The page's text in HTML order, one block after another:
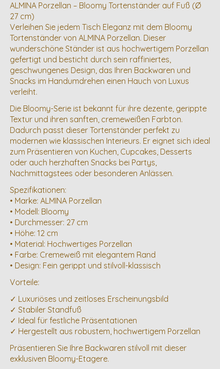
ALMINA Porzellan – Bloomy Tortenständer auf Fuß (Ø
27 cm)
Verleihen Sie jedem Tisch Eleganz mit dem Bloomy
Tortenständer von ALMINA Porzellan. Dieser
wunderschöne Ständer ist aus hochwertigem Porzellan
gefertigt und besticht durch sein raffiniertes,
geschwungenes Design, das Ihren Backwaren und
Snacks im Handumdrehen einen Hauch von Luxus
verleiht.
Die Bloomy-Serie ist bekannt für ihre dezente, gerippte
Textur und ihren sanften, cremeweißen Farbton.
Dadurch passt dieser Tortenständer perfekt zu
modernen wie klassischen Interieurs. Er eignet sich ideal
zum Präsentieren von Kuchen, Cupcakes, Desserts
oder auch herzhaften Snacks bei Partys,
Nachmittagstees oder besonderen Anlässen.
Spezifikationen:
• Marke: ALMINA Porzellan
• Modell: Bloomy
• Durchmesser: 27 cm
• Höhe: 12 cm
• Material: Hochwertiges Porzellan
• Farbe: Cremeweiß mit elegantem Rand
• Design: Fein gerippt und stilvoll-klassisch
Vorteile:
✓ Luxuriöses und zeitloses Erscheinungsbild
✓ Stabiler Standfuß
✓ Ideal für festliche Präsentationen
✓ Hergestellt aus robustem, hochwertigem Porzellan
Präsentieren Sie Ihre Backwaren stilvoll mit dieser
exklusiven Bloomy-Etagere.